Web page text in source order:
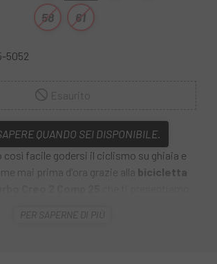
58 61
5052
QUANDO SEI DISPONIBILE.
così facile godersi il ciclismo su ghiaia e
mai prima d'ora grazie alla bicicletta
autonomia, leggerezza, ampio
PER SAPERNE DI PIÙ